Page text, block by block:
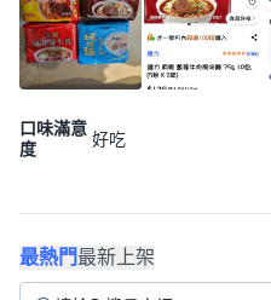
口味滿意
度
好吃
最熱門最新上架